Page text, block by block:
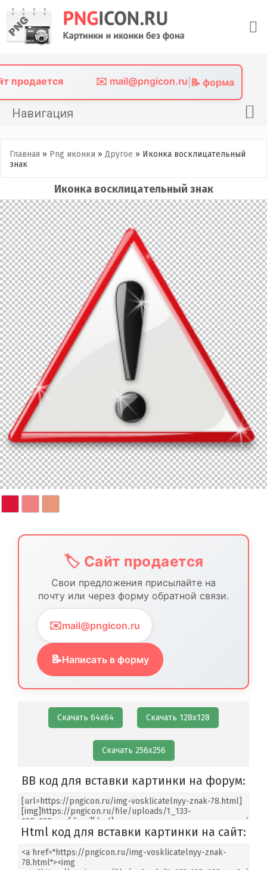
content
продается ✉️ mail@pngicon.ru 📝 форма
Навигация
Png иконки
Фото без фона
Контакты
Главная » Png иконки » Другое » Иконка восклицательный
знак
Иконка восклицательный знак
🏷️ Сайт продается
Свои предложения присылайте на
почту или через форму обратной связи.
✉️mail@pngicon.ru
📝Написать в форму
Скачать 64х64 Скачать 128х128
Скачать 256х256
BB код для вставки картинки на форум:
Html код для вставки картинки на сайт: